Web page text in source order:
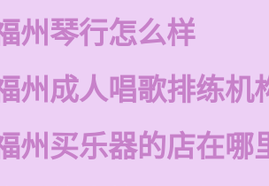
州琴行怎么样
州成人唱歌排练机
州买乐器的店在哪